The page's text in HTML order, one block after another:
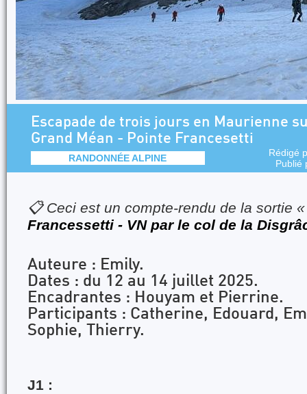
Escapade de trois jours en Maurienne
Grand Méan - Pointe Francesetti
RANDONNÉE ALPINE
Rédigé
Publié
📋 Ceci est un compte-rendu de la sortie
Francessetti - VN par le col de la
Auteure : Emily.
Dates : du 12 au 14 juillet 2025.
Encadrantes : Houyam et Pierrine.
Participants : Catherine, Edouard,
Sophie, Thierry.
J1 :